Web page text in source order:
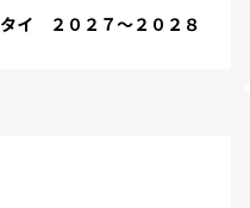
イ ２０２７～２０２８